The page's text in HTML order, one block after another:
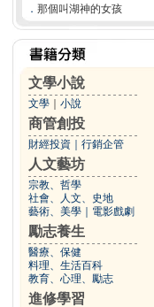
． 那個叫湖神的女孩
文學小說
文學 小說
商管創投
財經投資 行銷企管
人文藝坊
宗教、哲學
社會、人文、史地
藝術、美學
電影戲劇
勵志養生
醫療、保健
料理、生活百科
教育、心理、勵志
進修學習